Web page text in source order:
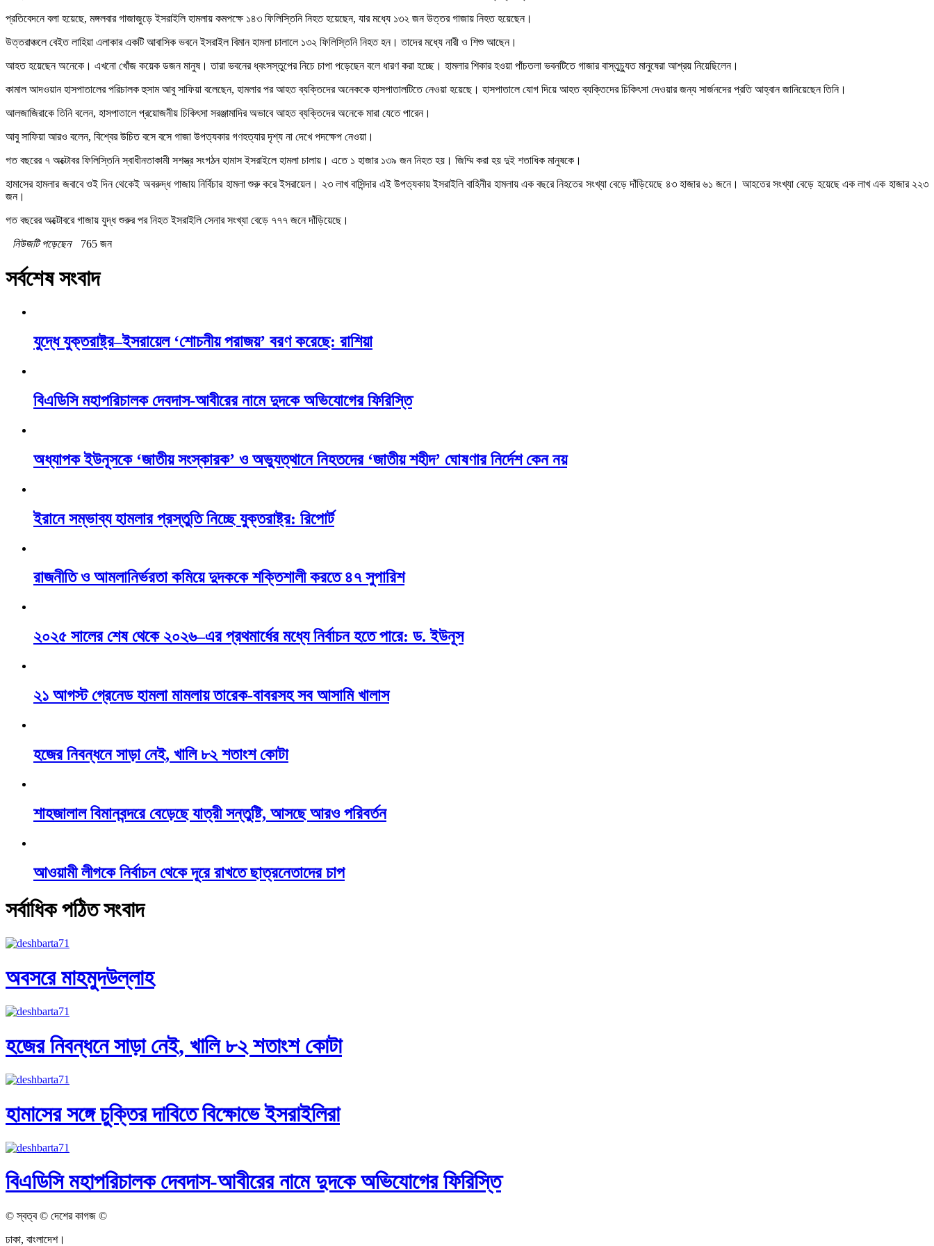
প্রতিবেদনে বলা হয়েছে, মঙ্গলবার গাজাজুড়ে ইসরাইলি হামলায় কমপক্ষে ১৪৩ ফিলিস্তিনি নিহত হয়েছেন, যার মধ্যে ১৩২ জন উত্তর গাজায় নিহত হয়েছেন।
উত্তরাঞ্চলে বেইত লাহিয়া এলাকার একটি আবাসিক ভবনে ইসরাইল বিমান হামলা চালালে ১৩২ ফিলিস্তিনি নিহত হন। তাদের মধ্যে নারী ও শিশু আছেন।
আহত হয়েছেন অনেকে। এখনো খোঁজ কয়েক ডজন মানুষ। তারা ভবনের ধ্বংসস্তুপের নিচে চাপা পড়েছেন বলে ধারণ করা হচ্ছে। হামলার শিকার হওয়া পাঁচতলা ভবনটিতে গাজার বাস্তুচ্যুত মানুষেরা আশ্রয় নিয়েছিলেন।
কামাল আদওয়ান হাসপাতালের পরিচালক হুসাম আবু সাফিয়া বলেছেন, হামলার পর আহত ব্যক্তিদের অনেককে হাসপাতালটিতে নেওয়া হয়েছে। হাসপাতালে যোগ দিয়ে আহত ব্যক্তিদের চিকিৎসা দেওয়ার জন্য সার্জনদের প্রতি আহ্বান জানিয়েছেন তিনি।
আলজাজিরাকে তিনি বলেন, হাসপাতালে প্রয়োজনীয় চিকিৎসা সরঞ্জামাদির অভাবে আহত ব্যক্তিদের অনেকে মারা যেতে পারেন।
আবু সাফিয়া আরও বলেন, বিশ্বের উচিত বসে বসে গাজা উপত্যকার গণহত্যার দৃশ্য না দেখে পদক্ষেপ নেওয়া।
গত বছরের ৭ অক্টোবর ফিলিস্তিনি স্বাধীনতাকামী সশস্ত্র সংগঠন হামাস ইসরাইলে হামলা চালায়। এতে ১ হাজার ১৩৯ জন নিহত হয়। জিম্মি করা হয় দুই শতাধিক মানুষকে।
হামাসের হামলার জবাবে ওই দিন থেকেই অবরুদ্ধ গাজায় নির্বিচার হামলা শুরু করে ইসরায়েল। ২৩ লাখ বাসিন্দার এই উপত্যকায় ইসরাইলি বাহিনীর হামলায় এক বছরে নিহতের সংখ্যা বেড়ে দাঁড়িয়েছে ৪৩ হাজার ৬১ জনে। আহতের সংখ্যা বেড়ে হয়েছে এক লাখ এক হাজার ২২৩
জন।
গত বছরের অক্টোবরে গাজায় যুদ্ধ শুরুর পর নিহত ইসরাইলি সেনার সংখ্যা বেড়ে ৭৭৭ জনে দাঁড়িয়েছে।
নিউজটি পড়েছেন
765 জন
সর্বশেষ সংবাদ
যুদ্ধে যুক্তরাষ্ট্র–ইসরায়েল ‘শোচনীয় পরাজয়’ বরণ করেছে: রাশিয়া
বিএডিসি মহাপরিচালক দেবদাস-আবীরের নামে দুদকে অভিযোগের ফিরিস্তি
অধ্যাপক ইউনূসকে ‘জাতীয় সংস্কারক’ ও অভ্যুত্থানে নিহতদের ‘জাতীয় শহীদ’ ঘোষণার নির্দেশ কেন নয়
ইরানে সম্ভাব্য হামলার প্রস্তুতি নিচ্ছে যুক্তরাষ্ট্র: রিপোর্ট
রাজনীতি ও আমলানির্ভরতা কমিয়ে দুদককে শক্তিশালী করতে ৪৭ সুপারিশ
২০২৫ সালের শেষ থেকে ২০২৬–এর প্রথমার্ধের মধ্যে নির্বাচন হতে পারে: ড. ইউনূস
২১ আগস্ট গ্রেনেড হামলা মামলায় তারেক-বাবরসহ সব আসামি খালাস
হজের নিবন্ধনে সাড়া নেই, খালি ৮২ শতাংশ কোটা
শাহজালাল বিমানবন্দরে বেড়েছে যাত্রী সন্তুষ্টি, আসছে আরও পরিবর্তন
আওয়ামী লীগকে নির্বাচন থেকে দূরে রাখতে ছাত্রনেতাদের চাপ
সর্বাধিক পঠিত সংবাদ
অবসরে মাহমুদউল্লাহ
হজের নিবন্ধনে সাড়া নেই, খালি ৮২ শতাংশ কোটা
হামাসের সঙ্গে চুক্তির দাবিতে বিক্ষোভে ইসরাইলিরা
বিএডিসি মহাপরিচালক দেবদাস-আবীরের নামে দুদকে অভিযোগের ফিরিস্তি
© স্বত্ব © দেশের কাগজ ©
ঢাকা, বাংলাদেশ।